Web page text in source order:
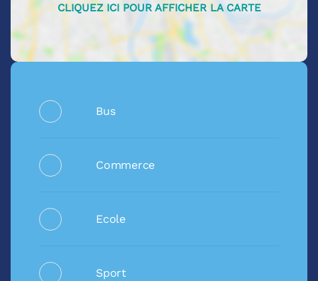
Bus
Commerce
Ecole
Sport